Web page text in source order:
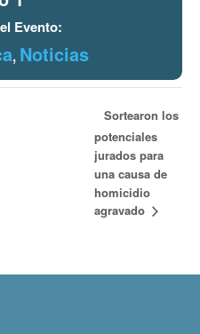
Evento:
, Noticias
Sortearon los
potenciales
jurados para
una causa de
homicidio
agravado